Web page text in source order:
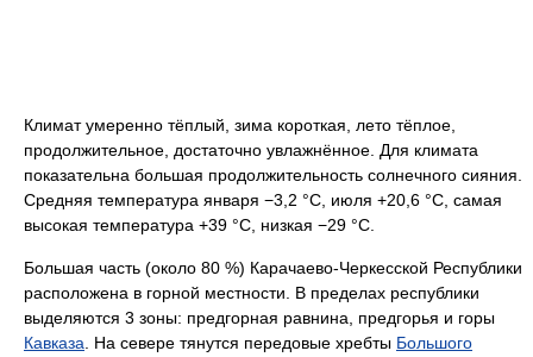
Климат умеренно тёплый, зима короткая, лето тёплое,
продолжительное, достаточно увлажнённое. Для климата
показательна большая продолжительность солнечного сияния.
Средняя температура января −3,2 °C, июля +20,6 °C, самая
высокая температура +39 °C, низкая −29 °C.
Большая часть (около 80 %) Карачаево-Черкесской Республики
расположена в горной местности. В пределах республики
выделяются 3 зоны: предгорная равнина, предгорья и горы
Кавказа. На севере тянутся передовые хребты Большого